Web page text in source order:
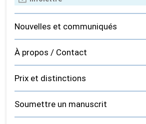
Nouvelles et communiqués
À propos / Contact
Prix et distinctions
Soumettre un manuscrit